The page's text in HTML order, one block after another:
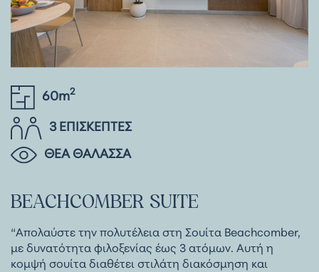
60m2
3 ΕΠΙΣΚΕΠΤΕΣ
ΘΕΑ ΘΑΛΑΣΣΑ
BEACHCOMBER SUITE
“Απολαύστε την πολυτέλεια στη Σουίτα Beachcomber,
με δυνατότητα φιλοξενίας έως 3 ατόμων. Αυτή η
κομψή σουίτα διαθέτει στιλάτη διακόσμηση και